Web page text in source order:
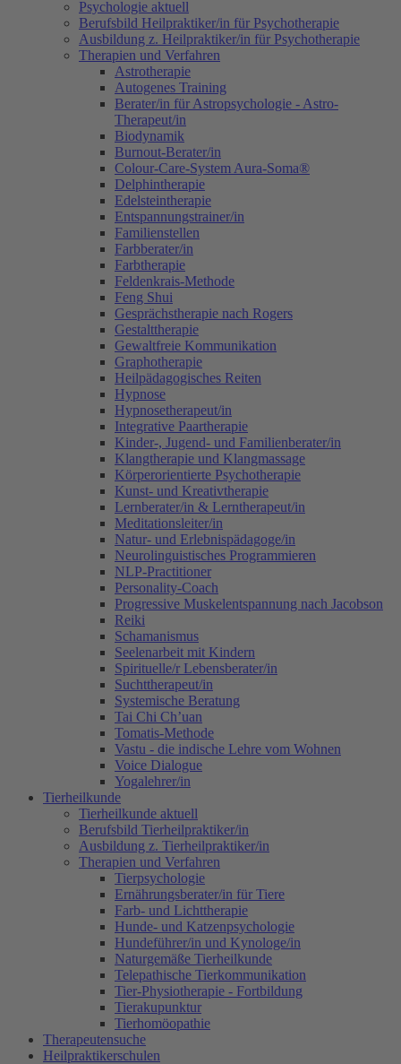
Psychologie aktuell
Berufsbild Heilpraktiker/in für Psychotherapie
Ausbildung z. Heilpraktiker/in für Psychotherapie
Therapien und Verfahren
Astrotherapie
Autogenes Training
Berater/in für Astropsychologie - Astro-
Therapeut/in
Biodynamik
Burnout-Berater/in
Colour-Care-System Aura-Soma®
Delphintherapie
Edelsteintherapie
Entspannungstrainer/in
Familienstellen
Farbberater/in
Farbtherapie
Feldenkrais-Methode
Feng Shui
Gesprächstherapie nach Rogers
Gestalttherapie
Gewaltfreie Kommunikation
Graphotherapie
Heilpädagogisches Reiten
Hypnose
Hypnosetherapeut/in
Integrative Paartherapie
Kinder-, Jugend- und Familienberater/in
Klangtherapie und Klangmassage
Körperorientierte Psychotherapie
Kunst- und Kreativtherapie
Lernberater/in & Lerntherapeut/in
Meditationsleiter/in
Natur- und Erlebnispädagoge/in
Neurolinguistisches Programmieren
NLP-Practitioner
Personality-Coach
Progressive Muskelentspannung nach Jacobson
Reiki
Schamanismus
Seelenarbeit mit Kindern
Spirituelle/r Lebensberater/in
Suchttherapeut/in
Systemische Beratung
Tai Chi Ch’uan
Tomatis-Methode
Vastu - die indische Lehre vom Wohnen
Voice Dialogue
Yogalehrer/in
Tierheilkunde
Tierheilkunde aktuell
Berufsbild Tierheilpraktiker/in
Ausbildung z. Tierheilpraktiker/in
Therapien und Verfahren
Tierpsychologie
Ernährungsberater/in für Tiere
Farb- und Lichttherapie
Hunde- und Katzenpsychologie
Hundeführer/in und Kynologe/in
Naturgemäße Tierheilkunde
Telepathische Tierkommunikation
Tier-Physiotherapie - Fortbildung
Tierakupunktur
Tierhomöopathie
Therapeutensuche
Heilpraktikerschulen